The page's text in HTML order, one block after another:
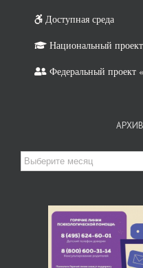
Доступная среда
Национальный проект
Федеральный проект
Архив
новостей